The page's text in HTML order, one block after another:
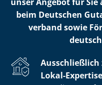
beim Deutschen
ver­band sowie
Lokal-